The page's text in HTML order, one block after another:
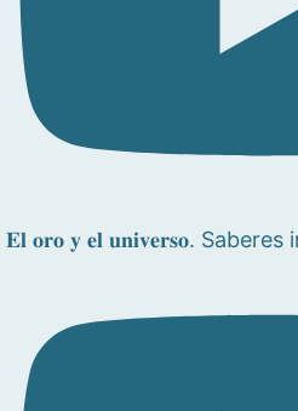
𝐄𝐥 𝐨𝐫𝐨 𝐲 𝐞𝐥 𝐮𝐧𝐢𝐯𝐞𝐫𝐬𝐨.